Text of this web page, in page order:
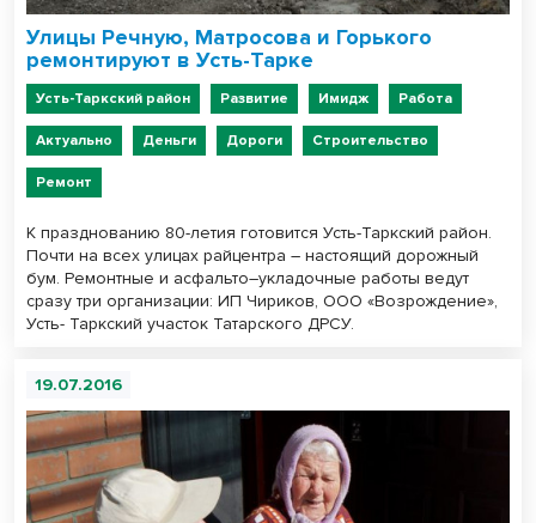
Улицы Речную, Матросова и Горького
ремонтируют в Усть-Тарке
Усть-Таркский район Развитие Имидж Работа
Актуально Деньги Дороги Строительство
Ремонт
К празднованию 80-летия готовится Усть-Таркский район.
Почти на всех улицах райцентра – настоящий дорожный
бум. Ремонтные и асфальто–укладочные работы ведут
сразу три организации: ИП Чириков, ООО «Возрождение»,
Усть- Таркский участок Татарского ДРСУ.
19.07.2016